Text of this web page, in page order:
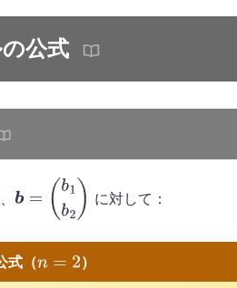
公式
b=(b 1 b2 に対して：
式（n=2 ）